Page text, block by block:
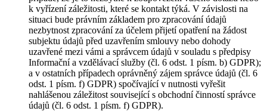
k vyřízení záležitosti, které se kontakt týká. V závislosti na
situaci bude právním základem pro zpracování údajů
nezbytnost zpracování za účelem přijetí opatření na žádost
subjektu údajů před uzavřením smlouvy nebo dohody
uzavřené mezi vámi a správcem údajů v souladu s předpisy
Informační a vzdělávací služby (čl. 6 odst. 1 písm. b) GDPR);
a v ostatních případech oprávněný zájem správce údajů (čl. 6
odst. 1 písm. f) GDPR) spočívající v nutnosti vyřešit
nahlášenou záležitost související s obchodní činností správce
údajů (čl. 6 odst. 1 písm. f) GDPR).